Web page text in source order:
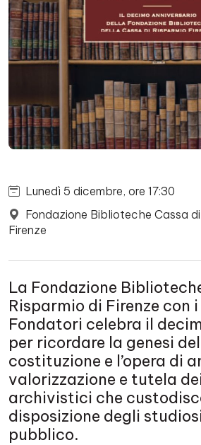
Lunedì 5 dicembre, ore 17:30
Fondazione Biblioteche Cassa
Firenze
La Fondazione
Risparmio di Firenze con
Fondatori celebra il
per ricordare la genesi
costituzione e l’opera di
valorizzazione e tutela
archivistici che
disposizione degli
pubblico.